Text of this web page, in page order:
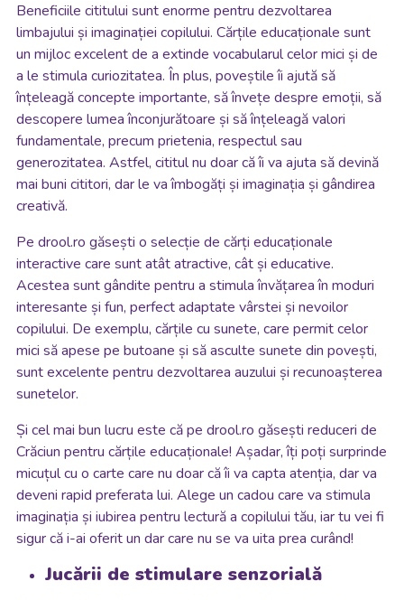
Beneficiile cititului sunt enorme pentru dezvoltarea
limbajului și imaginației copilului. Cărțile educaționale sunt
un mijloc excelent de a extinde vocabularul celor mici și de
a le stimula curiozitatea. În plus, poveștile îi ajută să
înțeleagă concepte importante, să învețe despre emoții, să
descopere lumea înconjurătoare și să înțeleagă valori
fundamentale, precum prietenia, respectul sau
generozitatea. Astfel, cititul nu doar că îi va ajuta să devină
mai buni cititori, dar le va îmbogăți și imaginația și gândirea
creativă.
Pe drool.ro găsești o selecție de cărți educaționale
interactive care sunt atât atractive, cât și educative.
Acestea sunt gândite pentru a stimula învățarea în moduri
interesante și fun, perfect adaptate vârstei și nevoilor
copilului. De exemplu, cărțile cu sunete, care permit celor
mici să apese pe butoane și să asculte sunete din povești,
sunt excelente pentru dezvoltarea auzului și recunoașterea
sunetelor.
Și cel mai bun lucru este că pe drool.ro găsești reduceri de
Crăciun pentru cărțile educaționale! Așadar, îți poți surprinde
micuțul cu o carte care nu doar că îi va capta atenția, dar va
deveni rapid preferata lui. Alege un cadou care va stimula
imaginația și iubirea pentru lectură a copilului tău, iar tu vei fi
sigur că i-ai oferit un dar care nu se va uita prea curând!
Jucării de stimulare senzorială